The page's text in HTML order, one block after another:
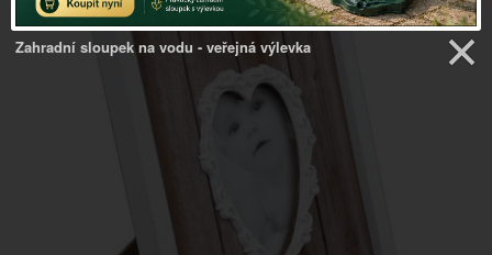
Zahradní sloupek na vodu - veřejná výlevka